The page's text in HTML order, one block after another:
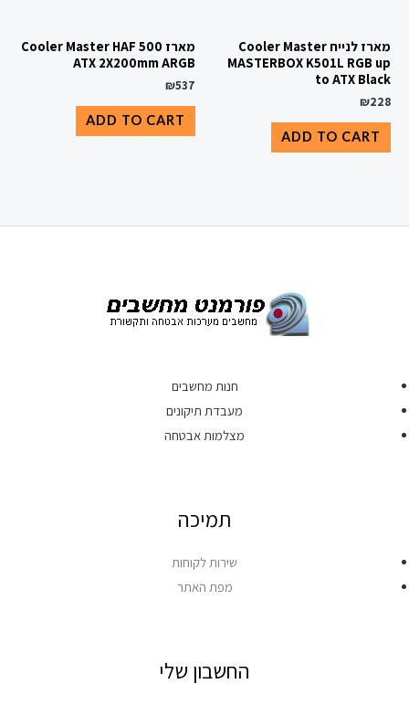
מארז לנייח Cooler Master
MASTERBOX K501L RGB up
to ATX Black
₪228
ADD TO CART
מארז Cooler Master HAF 500
ATX 2X200mm ARGB
₪537
ADD TO CART
חנות מחשבים
מעבדת תיקונים
מצלמות אבטחה
תמיכה
שירות לקוחות
מפת האתר
החשבון שלי